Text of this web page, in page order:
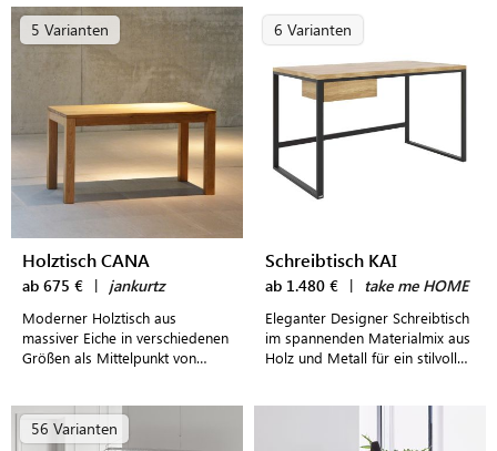
5 Varianten
Holztisch CANA
ab 675 € | jankurtz
Moderner Holztisch aus
massiver Eiche in verschiedenen
Größen als Mittelpunkt von
6 Varianten
Schreibtisch KAI
ab 1.480 € | take me HOME
Eleganter Designer Schreibtisch
im spannenden Materialmix aus
Holz und Metall für ein stilvoll
56 Varianten